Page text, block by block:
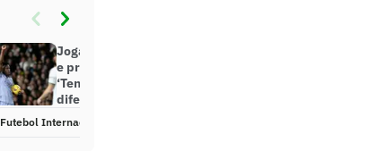
Jogador nega racismo na Espanha
e promete ajudar Vinícius Júnior:
‘Tenho amigos de uma cor de pele
diferente’
Futebol Internacional